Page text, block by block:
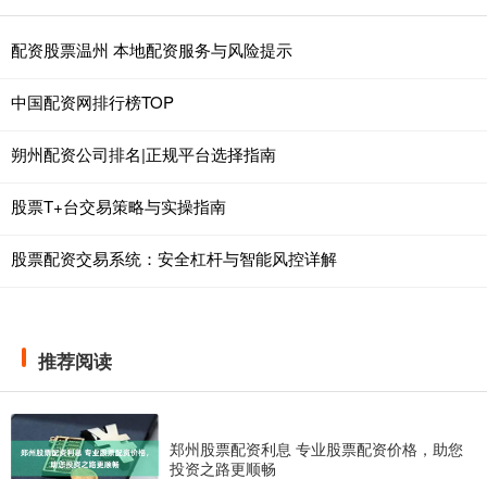
配资股票温州 本地配资服务与风险提示
中国配资网排行榜TOP
朔州配资公司排名|正规平台选择指南
股票T+台交易策略与实操指南
股票配资交易系统：安全杠杆与智能风控详解
推荐阅读
郑州股票配资利息 专业股票配资价格，助您
投资之路更顺畅